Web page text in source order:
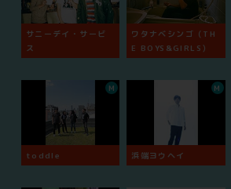
サニーデイ・サービ
ス
ワタナベシンゴ（TH
E BOYS&GIRLS）
toddle
M
浜端ヨウヘイ
M